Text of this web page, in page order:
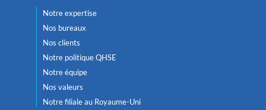
Notre expertise
Nos bureaux
Nos clients
Notre politique QHSE
Notre équipe
Nos valeurs
Notre filiale au Royaume-Uni